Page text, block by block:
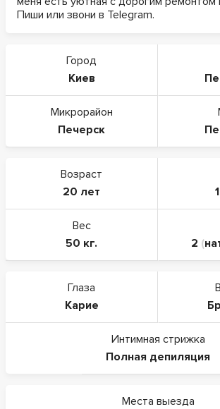
Пиши или звони в Telegram.
Город
Киев
Микрорайон
Печерск
Возраст
20 лет
Вес
50 кг.
2 (
Глаза
Карие
Интимная стрижка
Полная депиляция
Места выезда